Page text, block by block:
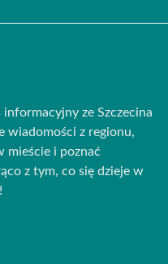
ze Szczecina
wiadomości z regionu,
mieście i poznać
z tym, co się dzieje w